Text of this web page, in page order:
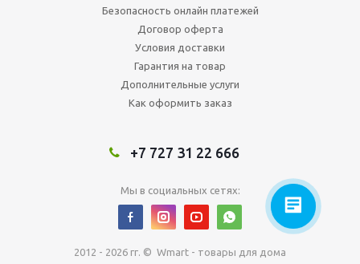
Безопасность онлайн платежей
Договор оферта
Условия доставки
Гарантия на товар
Дополнительные услуги
Как оформить заказ
+7 727 31 22 666
Мы в социальных сетях:
2012 - 2026 гг. © Wmart - товары для дома